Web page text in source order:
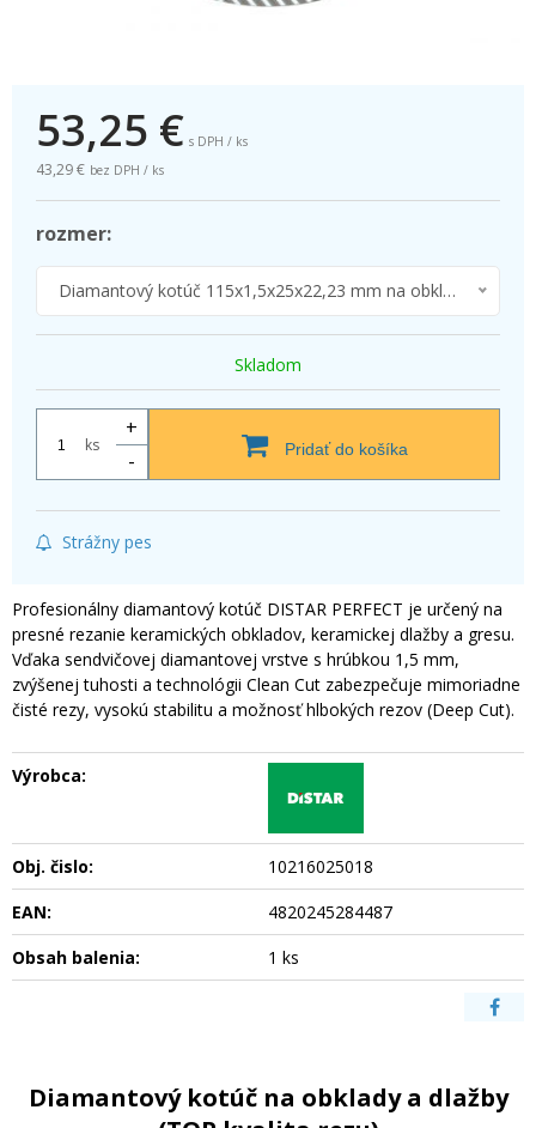
53,25 € s DPH / ks
43,29 € bez DPH / ks
rozmer:
Diamantový kotúč 115x1,5x25x22,23 mm na obklady a dlažby (TOP kvalita rezu)
Skladom
ks
+
-
Pridať do košíka
Strážny pes
Profesionálny diamantový kotúč DISTAR PERFECT je určený na
presné rezanie keramických obkladov, keramickej dlažby a gresu.
Vďaka sendvičovej diamantovej vrstve s hrúbkou 1,5 mm,
zvýšenej tuhosti a technológii Clean Cut zabezpečuje mimoriadne
čisté rezy, vysokú stabilitu a možnosť hlbokých rezov (Deep Cut).
Výrobca:
Obj. čislo:
10216025018
EAN:
4820245284487
Obsah balenia:
1 ks
Diamantový kotúč na obklady a dlažby